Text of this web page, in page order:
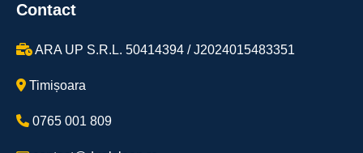
Contact
ARA UP S.R.L. 50414394 / J2024015483351
Timișoara
0765 001 809